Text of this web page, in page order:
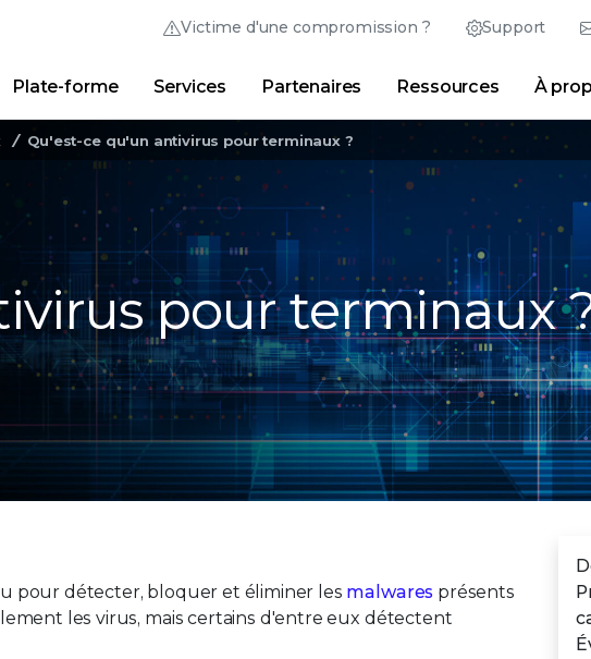
Victime d'une compromission ? Support
Trellix Login
Thrive Community Partner Portal
Liens
Pourquoi Trellix ? |Produits Advanced Research Center Espace presse
Plate-forme Services Partenaires Ressources À
Qu'est-ce qu'un antivirus pour terminaux ?
pour terminaux
pour détecter, bloquer et éliminer les malwares présents
les virus, mais certains d'entre eux détectent